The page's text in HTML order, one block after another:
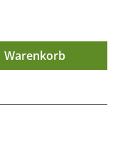
Warenkorb